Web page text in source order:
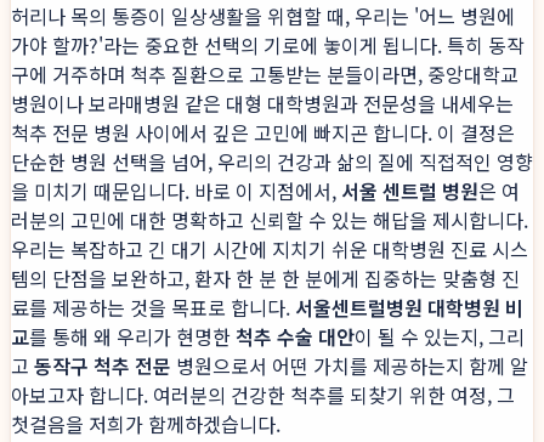
허리나 목의 통증이 일상생활을 위협할 때, 우리는 '어느 병원에
가야 할까?'라는 중요한 선택의 기로에 놓이게 됩니다. 특히 동작
구에 거주하며 척추 질환으로 고통받는 분들이라면, 중앙대학교
병원이나 보라매병원 같은 대형 대학병원과 전문성을 내세우는
척추 전문 병원 사이에서 깊은 고민에 빠지곤 합니다. 이 결정은
단순한 병원 선택을 넘어, 우리의 건강과 삶의 질에 직접적인 영향
을 미치기 때문입니다. 바로 이 지점에서, 서울 센트럴 병원은 여
러분의 고민에 대한 명확하고 신뢰할 수 있는 해답을 제시합니다.
우리는 복잡하고 긴 대기 시간에 지치기 쉬운 대학병원 진료 시스
템의 단점을 보완하고, 환자 한 분 한 분에게 집중하는 맞춤형 진
료를 제공하는 것을 목표로 합니다. 서울센트럴병원 대학병원 비
교를 통해 왜 우리가 현명한 척추 수술 대안이 될 수 있는지, 그리
고 동작구 척추 전문 병원으로서 어떤 가치를 제공하는지 함께 알
아보고자 합니다. 여러분의 건강한 척추를 되찾기 위한 여정, 그
첫걸음을 저희가 함께하겠습니다.